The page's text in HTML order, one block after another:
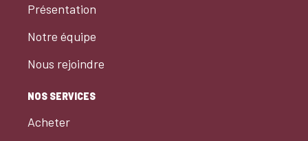
Présentation
Notre équipe
Nous rejoindre
NOS SERVICES
Acheter